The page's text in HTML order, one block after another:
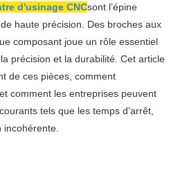
d'usinage CNCsont l’épine
haute précision. Des broches aux
composant joue un rôle essentiel
précision et la durabilité. Cet article
de ces pièces, comment
comment les entreprises peuvent
tels que les temps d'arrêt,